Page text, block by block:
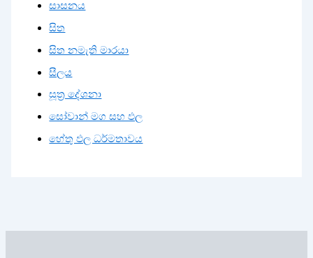
සාසනය
සිත
සිත නමැති මාරයා
සීලය
සූත්‍ර දේශනා
සෝවාන් මග සහ ඵල
හේතු ඵල ධර්මතාවය